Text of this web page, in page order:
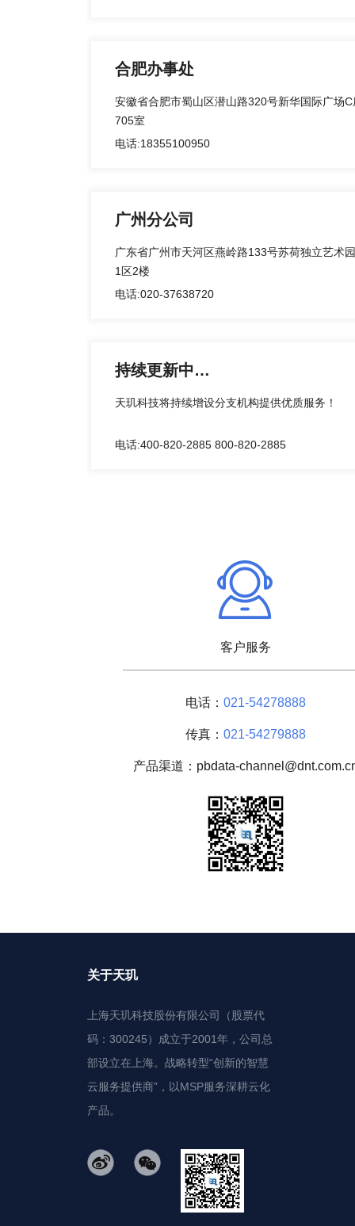
合肥办事处
安徽省合肥市蜀山区潜山路320号新华国际广场C
705室
电话:18355100950
广州分公司
广东省广州市天河区燕岭路133号苏荷独立艺术
1区2楼
电话:020-37638720
持续更新中…
天玑科技将持续增设分支机构提供优质服务！
电话:400-820-2885 800-820-2885
客户服务
电话： 021-54278888
传真： 021-54279888
产品渠道：pbdata-
关于天玑
上海天玑科技股份有限公司（股票代
码：300245）成立于2001年，公司总
部设立在上海。战略转型“创新的智慧
云服务提供商”，以MSP服务深耕云化
产品。